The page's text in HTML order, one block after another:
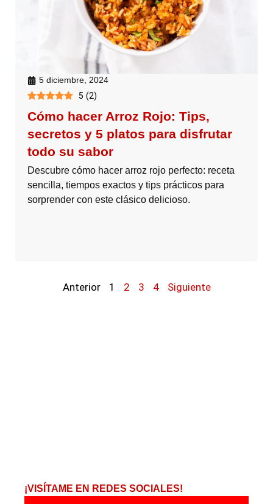
5 diciembre, 2024
5 (2)
Cómo hacer Arroz Rojo: Tips,
secretos y 5 platos para disfrutar
todo su sabor
Descubre cómo hacer arroz rojo perfecto: receta
sencilla, tiempos exactos y tips prácticos para
sorprender con este clásico delicioso.
Anterior 1 2 3 4 Siguiente
¡VISÍTAME EN REDES SOCIALES!